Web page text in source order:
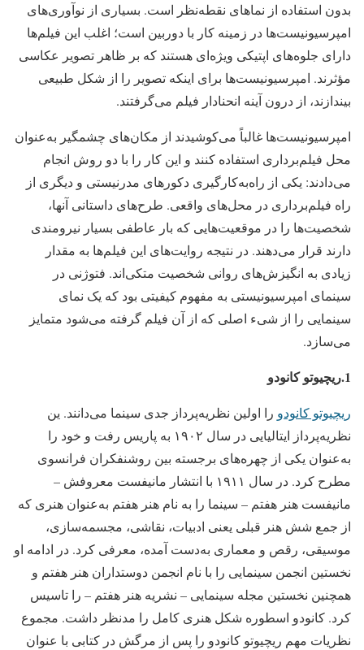
بدون استفاده از نماهای نقطه‌نظر است. بسیاری از نوآوری‌های
امپرسیونیست‌ها در زمینه کار با دوربین است؛ اغلب این فیلم‌ها
دارای جلوه‌های اپتیکی ویژه‌ای هستند که بر ظاهر تصویر عکاسی
مؤثرند. امپرسیونیست‌ها برای اینکه تصویر را از شکل طبیعی
بیندازند، از درون آینه انحنادار فیلم می‌گرفتند.
امپرسیونیست‌ها غالباً می‌کوشیدند از مکان‌های چشمگیر به‌عنوان
محل فیلم‌برداری استفاده کنند و این کار را با دو روش انجام
می‌دادند: یکی از راه‌به‌کارگیری دکورهای مدرنیستی و دیگری از
راه فیلم‌برداری در محل‌های واقعی. طرح‌های داستانی آنها،
شخصیت‌ها را در موقعیت‌هایی که بار عاطفی بسیار نیرومندی
دارند قرار می‌دهند. در نتیجه روایت‌های این فیلم‌ها به مقدار
زیادی به انگیزش‌های روانی شخصیت متکی‌اند. فتوژنی در
سینمای امپرسیونیستی به مفهوم کیفیتی بود که یک نمای
سینمایی را از شیء اصلی که از آن فیلم گرفته می‌شود متمایز
می‌سازد.
1.ریچیوتو کانودو
ریچیوتو کانودو را اولین نظریه‌پرداز جدی سینما می‌دانند. ین
نظریه‌پرداز ایتالیایی در سال ۱۹۰۲ به پاریس رفت و خود را
به‌عنوان یکی از چهره‌های برجسته بین روشنفکران فرانسوی
مطرح کرد. در سال ۱۹۱۱ با انتشار مانیفست معروفش –
مانیفست هنر هفتم – سینما را به نام هنر هفتم به‌عنوان هنری که
از جمع شش هنر قبلی یعنی ادبیات، نقاشی، مجسمه‌سازی،
موسیقی،‌ رقص و معماری به‌دست آمده، معرفی کرد. در ادامه او
نخستین انجمن سینمایی را با نام انجمن دوستداران هنر هفتم و
همچنین نخستین مجله سینمایی – نشریه هنر هفتم – را تاسیس
کرد. کانودو اسطوره شکل هنری کامل را مدنظر داشت. مجموع
نظریات مهم ریچیوتو کانودو را پس از مرگش در کتابی با عنوان